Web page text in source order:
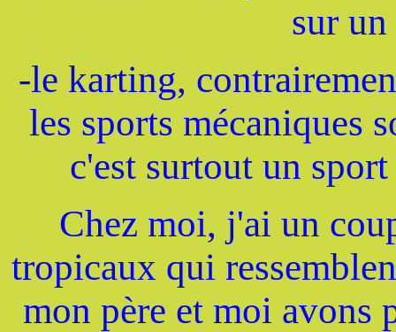
sur
-le karting,
les sports mécaniques
c'est surtout un
Chez moi, j'ai un
tropicaux qui
mon père et moi avons